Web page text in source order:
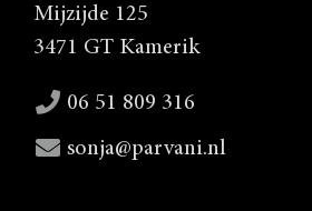
Mijzijde 125
3471 GT Kamerik
06 51 809 316
sonja@parvani.nl